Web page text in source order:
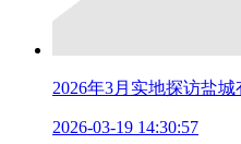
2026年3月实地探访盐
2026-03-19 14:30:57